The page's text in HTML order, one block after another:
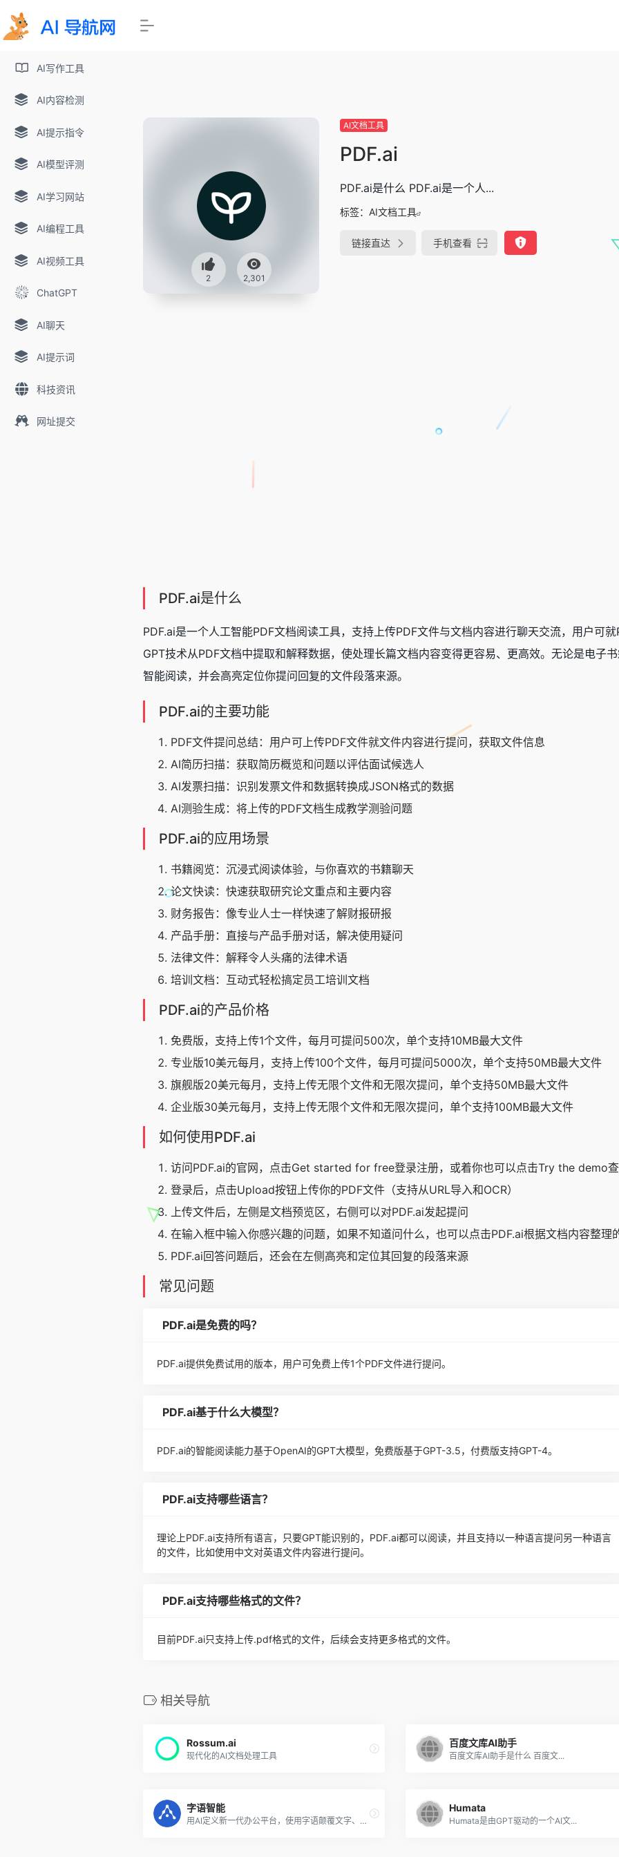
AI写作工具
AI内容检测
AI提示指令
AI模型评测
AI学习网站
AI编程工具
AI视频工具
ChatGPT
AI聊天
AI提示词
科技资讯
网址提交
2 2,301
AI文档工具
PDF.ai
PDF.ai是什么 PDF.ai是一个人...
标签： AI文档工具
链接直达 手机查看
PDF.ai是什么
PDF.ai是一个人工智能PDF文档阅读工具，支持上传PDF文件与文档内容进行聊天交流，用户可
GPT技术从PDF文档中提取和解释数据，使处理长篇文档内容变得更容易、更高效。无论是电子
智能阅读，并会高亮定位你提问回复的文件段落来源。
PDF.ai的主要功能
PDF文件提问总结：用户可上传PDF文件就文件内容进行提问，获取文件信息
AI简历扫描：获取简历概览和问题以评估面试候选人
AI发票扫描：识别发票文件和数据转换成JSON格式的数据
AI测验生成：将上传的PDF文档生成教学测验问题
PDF.ai的应用场景
书籍阅览：沉浸式阅读体验，与你喜欢的书籍聊天
论文快读：快速获取研究论文重点和主要内容
财务报告：像专业人士一样快速了解财报研报
产品手册：直接与产品手册对话，解决使用疑问
法律文件：解释令人头痛的法律术语
培训文档：互动式轻松搞定员工培训文档
PDF.ai的产品价格
免费版，支持上传1个文件，每月可提问500次，单个支持10MB最大文件
专业版10美元每月，支持上传100个文件，每月可提问5000次，单个支持50MB最大文件
旗舰版20美元每月，支持上传无限个文件和无限次提问，单个支持50MB最大文件
企业版30美元每月，支持上传无限个文件和无限次提问，单个支持100MB最大文件
如何使用PDF.ai
访问PDF.ai的官网，点击Get started for free登录注册，或着你也可以点击Try the demo
登录后，点击Upload按钮上传你的PDF文件（支持从URL导入和OCR）
上传文件后，左侧是文档预览区，右侧可以对PDF.ai发起提问
在输入框中输入你感兴趣的问题，如果不知道问什么，也可以点击PDF.ai根据文档内容整理
PDF.ai回答问题后，还会在左侧高亮和定位其回复的段落来源
常见问题
PDF.ai是免费的吗？
PDF.ai提供免费试用的版本，用户可免费上传1个PDF文件进行提问。
PDF.ai基于什么大模型？
PDF.ai的智能阅读能力基于OpenAI的GPT大模型，免费版基于GPT-3.5，付费版支持GPT-4。
PDF.ai支持哪些语言？
理论上PDF.ai支持所有语言，只要GPT能识别的，PDF.ai都可以阅读，并且支持以一种语言提问另一种语言
的文件，比如使用中文对英语文件内容进行提问。
PDF.ai支持哪些格式的文件？
目前PDF.ai只支持上传.pdf格式的文件，后续会支持更多格式的文件。
相关导航
Rossum.ai
现代化的AI文档处理工具
百度文库AI助手
百度文库AI助手是什么 百度文...
字语智能
用AI定义新一代办公平台，使用字语颠覆文字、图片创作方式
Humata
Humata是由GPT驱动的一个AI文...